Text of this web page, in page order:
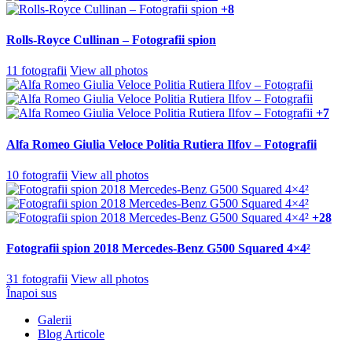
+8
Rolls-Royce Cullinan – Fotografii spion
11 fotografii View all photos
+7
Alfa Romeo Giulia Veloce Politia Rutiera Ilfov – Fotografii
10 fotografii View all photos
+28
Fotografii spion 2018 Mercedes-Benz G500 Squared 4×4²
31 fotografii View all photos
Înapoi sus
Galerii
Blog Articole